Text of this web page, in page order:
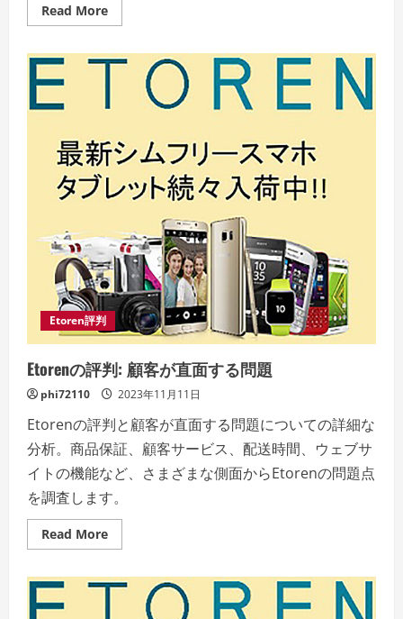
Read MoreRead
more
ー
メ
ン
の
評
判
は？
利
の
声
な
ど
紹
介！
Etoren評判
Etorenの評判: 顧客が直面する問題
phi72110 2023年11月11日
Etorenの評判と顧客が直面する問題についての詳細な
分析。商品保証、顧客サービス、配送時間、ウェブサ
イトの機能など、さまざまな側面からEtorenの問題点
を調査します。
Read MoreRead
more
の